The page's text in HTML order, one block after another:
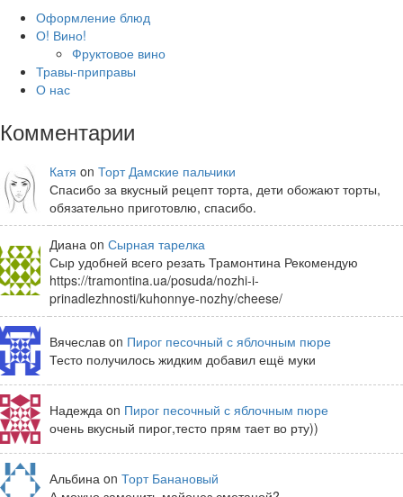
Оформление блюд
О! Вино!
Фруктовое вино
Травы-приправы
О нас
Комментарии
Катя on Торт Дамские пальчики
Спасибо за вкусный рецепт торта, дети обожают торты,
обязательно приготовлю, спасибо.
Диана on Сырная тарелка
Сыр удобней всего резать Трамонтина Рекомендую
https://tramontina.ua/posuda/nozhi-i-
prinadlezhnosti/kuhonnye-nozhy/cheese/
Вячеслав on Пирог песочный с яблочным пюре
Тесто получилось жидким добавил ещё муки
Надежда on Пирог песочный с яблочным пюре
очень вкусный пирог,тесто прям тает во рту))
Альбина on Торт Банановый